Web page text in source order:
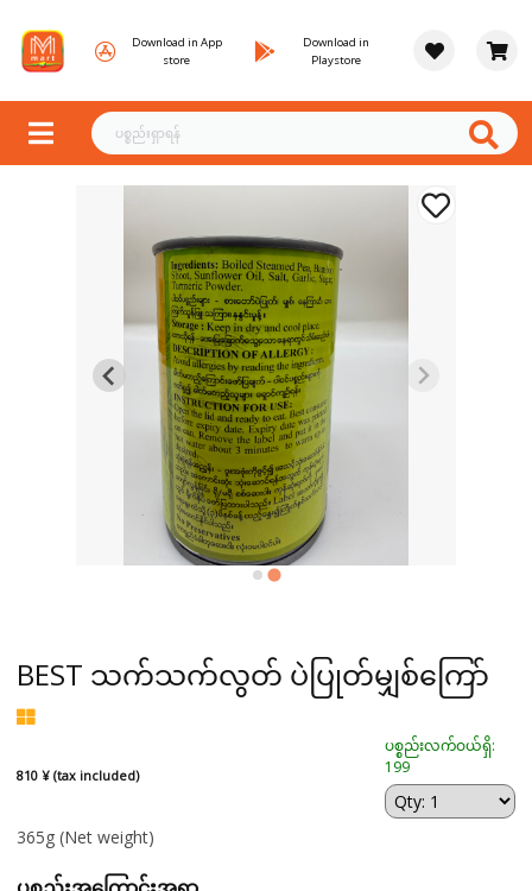
Download in App
store
Download in
Playstore
BEST သက်သက်လွတ် ပဲပြုတ်မျှစ်ကြော်
810 ¥ (tax included)
ပစ္စည်းလက်ဝယ်ရှိ:
199
365g (Net weight)